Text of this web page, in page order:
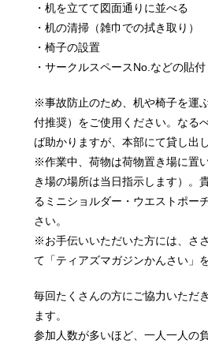
・机を立てて図面通りに並べる
・机の清掃（雑巾での拭き取り）
・椅子の設置
・サークルスペースNo.などの貼
※事故防止のため、机や椅子を運
付推奨）をご使用ください。なる
ば助かりますが、本部にて貸し出
※作業中、荷物は荷物置き場に置
き場の場所は当日指示します）。
るミニショルダー・ウエストポー
さい。
※お手伝いいただいた方には、さ
て「ティアズマガジンかんさい」
毎回たくさんの方にご協力いただ
ます。
参加人数が多いほど、一人一人の